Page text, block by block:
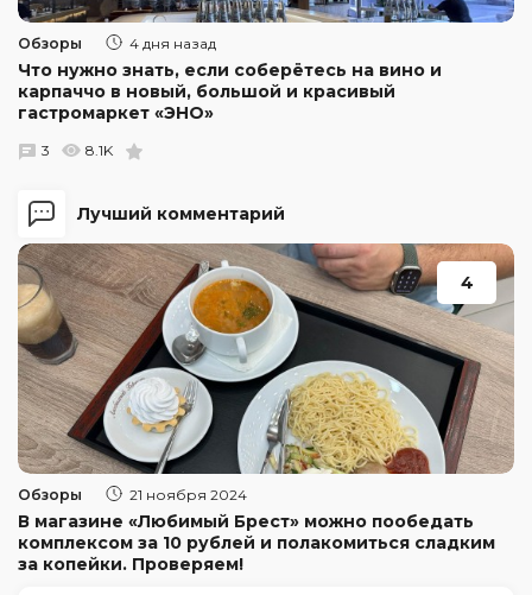
Лучший комментарий
4
Обзоры 21 ноября 2024
В магазине «Любимый Брест» можно пообедать
комплексом за 10 рублей и полакомиться сладким
за копейки. Проверяем!
Обзоры 4 дня назад
Что нужно знать, если соберётесь на вино и
карпаччо в новый, большой и красивый
гастромаркет «ЭНО»
3 8.1K